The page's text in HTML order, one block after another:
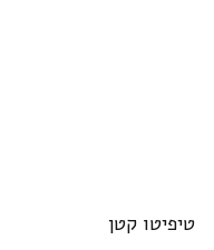
טיפיטו קטן